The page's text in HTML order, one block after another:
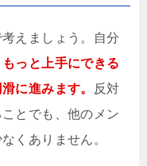
えましょう。自分
もっと上手にできる
に進みます。
反対
とでも、他のメン
くありません。